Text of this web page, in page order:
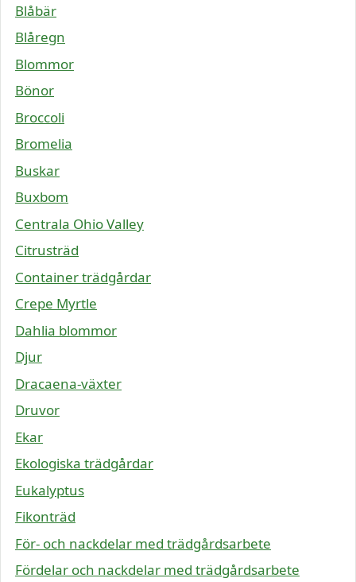
Blåbär
Blåregn
Blommor
Bönor
Broccoli
Bromelia
Buskar
Buxbom
Centrala Ohio Valley
Citrusträd
Container trädgårdar
Crepe Myrtle
Dahlia blommor
Djur
Dracaena-växter
Druvor
Ekar
Ekologiska trädgårdar
Eukalyptus
Fikonträd
För- och nackdelar med trädgårdsarbete
Fördelar och nackdelar med trädgårdsarbete